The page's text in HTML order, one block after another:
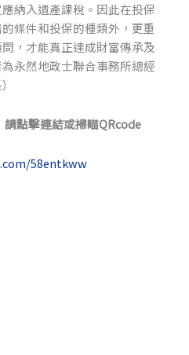
納入遺產課稅。因此在投保
條件和投保的種類外，更重
，才能真正達成財富傳承及
永然地政士聯合事務所總經
點擊連結或掃瞄QRcode
58entkww